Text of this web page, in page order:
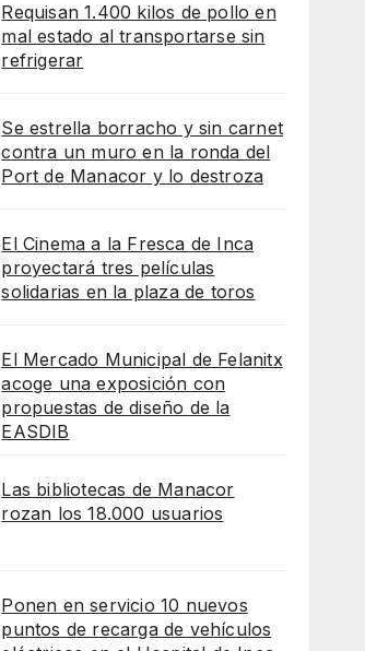
Requisan 1.400 kilos de pollo en
mal estado al transportarse sin
refrigerar
Se estrella borracho y sin carnet
contra un muro en la ronda del
Port de Manacor y lo destroza
El Cinema a la Fresca de Inca
proyectará tres películas
solidarias en la plaza de toros
El Mercado Municipal de Felanitx
acoge una exposición con
propuestas de diseño de la
EASDIB
Las bibliotecas de Manacor
rozan los 18.000 usuarios
Ponen en servicio 10 nuevos
puntos de recarga de vehículos